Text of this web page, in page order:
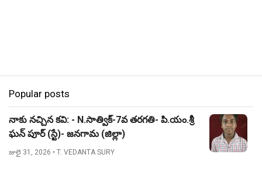
Popular posts
నాకు నచ్చిన కవి: - N.సాత్విక్-7వ తరగతి- పి.యం.శ్రీ
ఘన్ పూర్ (స్టే)- జనగామ (జిల్లా)
జులై 31, 2026 • T. VEDANTA SURY